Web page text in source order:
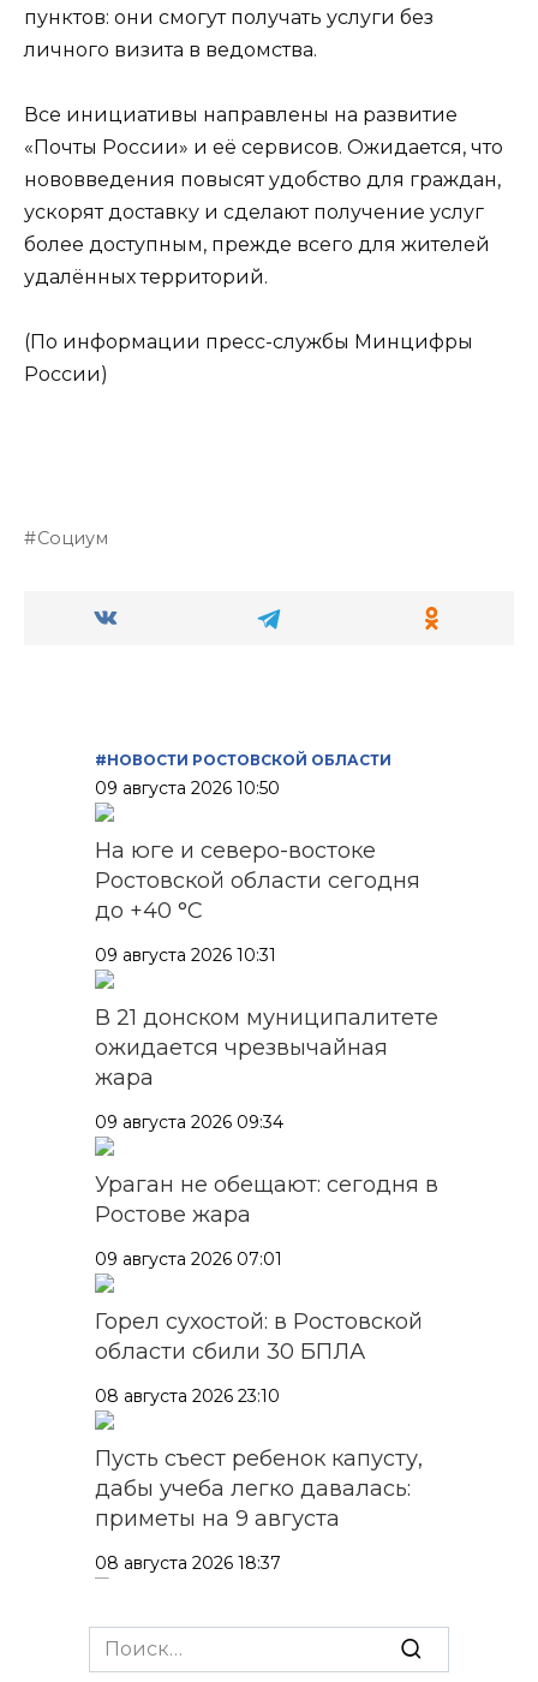
пунктов: они смогут получать услуги без
личного визита в ведомства.
Все инициативы направлены на развитие
«Почты России» и её сервисов. Ожидается, что
нововведения повысят удобство для граждан,
ускорят доставку и сделают получение услуг
более доступным, прежде всего для жителей
удалённых территорий.
(По информации пресс-службы Минцифры
России)
Социум
#НОВОСТИ РОСТОВСКОЙ ОБЛАСТИ
09 августа 2026 10:50
На юге и северо-востоке
Ростовской области сегодня
до +40 °C
09 августа 2026 10:31
В 21 донском муниципалитете
ожидается чрезвычайная
жара
09 августа 2026 09:34
Ураган не обещают: сегодня в
Ростове жара
09 августа 2026 07:01
Горел сухостой: в Ростовской
области сбили 30 БПЛА
08 августа 2026 23:10
Пусть съест ребенок капусту,
дабы учеба легко давалась:
приметы на 9 августа
08 августа 2026 18:37
На трассе Р-280 «Новороссия»
водителей будут
Search
for: